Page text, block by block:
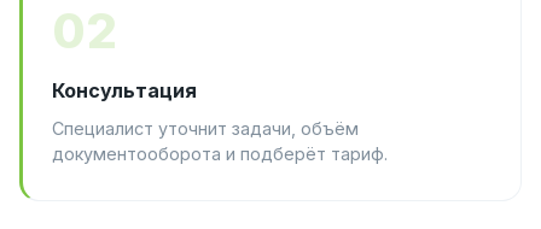
02
Консультация
Специалист уточнит задачи, объём
документооборота и подберёт тариф.